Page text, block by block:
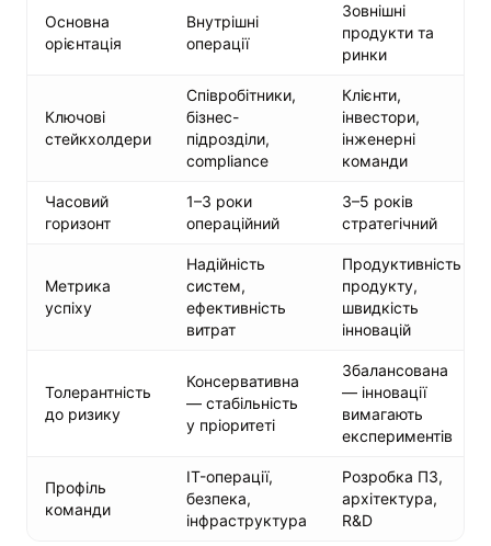
Основна
орієнтація
Внутрішні
операції
Зовнішні
продукти та
ринки
Ключові
стейкхолдери
Співробітники,
бізнес-
підрозділи,
compliance
Клієнти,
інвестори,
інженерні
команди
Часовий
горизонт
1–3 роки
операційний
3–5 років
стратегічний
Метрика
успіху
Надійність
систем,
ефективність
витрат
Продуктивність
продукту,
швидкість
інновацій
Толерантність
до ризику
Консервативна
— стабільність
у пріоритеті
Збалансована
— інновації
вимагають
експериментів
Профіль
команди
IT-операції,
безпека,
інфраструктура
Розробка ПЗ,
архітектура,
R&D